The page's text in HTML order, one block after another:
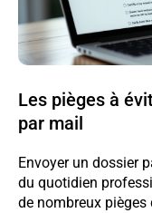
Les pièges à
par mail
Envoyer un dossier
du quotidien
de nombreux